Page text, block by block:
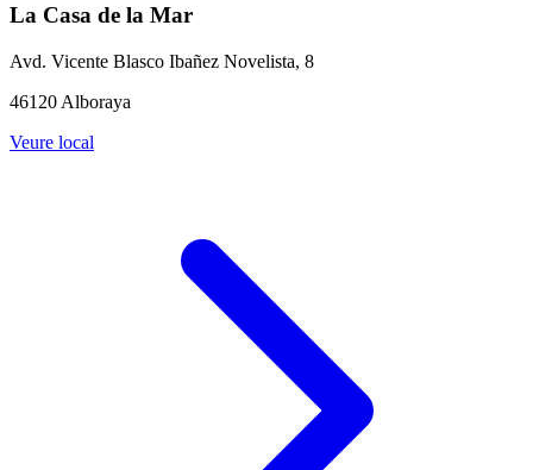
La Casa de la Mar
Avd. Vicente Blasco Ibañez Novelista, 8
46120 Alboraya
Veure local